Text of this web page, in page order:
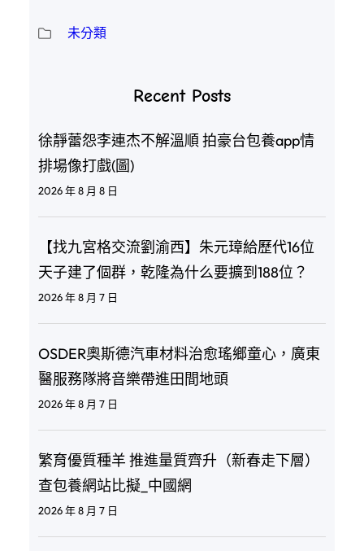
未分類
Recent Posts
徐靜蕾怨李連杰不解溫順 拍豪台包養app情
排場像打戲(圖)
2026 年 8 月 8 日
【找九宮格交流劉渝西】朱元璋給歷代16位
天子建了個群，乾隆為什么要擴到188位？
2026 年 8 月 7 日
OSDER奧斯德汽車材料治愈瑤鄉童心，廣東
醫服務隊將音樂帶進田間地頭
2026 年 8 月 7 日
繁育優質種羊 推進量質齊升（新春走下層）
查包養網站比擬_中國網
2026 年 8 月 7 日